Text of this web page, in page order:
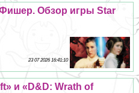
Обзор игры Star
23 07 2026 16:41:10
и «D&D: Wrath of